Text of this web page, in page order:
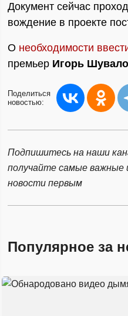
Документ сейчас
вождение в проекте
О необходимости
премьер Игорь
Поделиться
новостью:
Подпишитесь на наши
получайте самые важные
новости первым
Популярное за